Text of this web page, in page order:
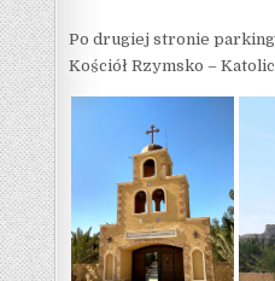
Po drugiej stronie
Kościół Rzymsko –